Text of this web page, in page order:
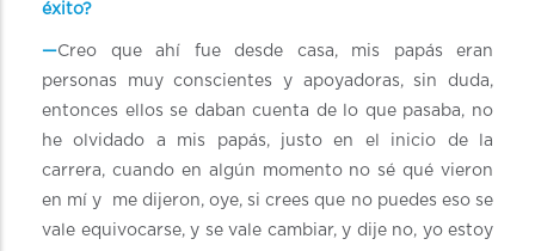
éxito?
—Creo que ahí fue desde casa, mis papás eran
personas muy conscientes y apoyadoras, sin duda,
entonces ellos se daban cuenta de lo que pasaba, no
he olvidado a mis papás, justo en el inicio de la
carrera, cuando en algún momento no sé qué vieron
en mí y me dijeron, oye, si crees que no puedes eso se
vale equivocarse, y se vale cambiar, y dije no, yo estoy